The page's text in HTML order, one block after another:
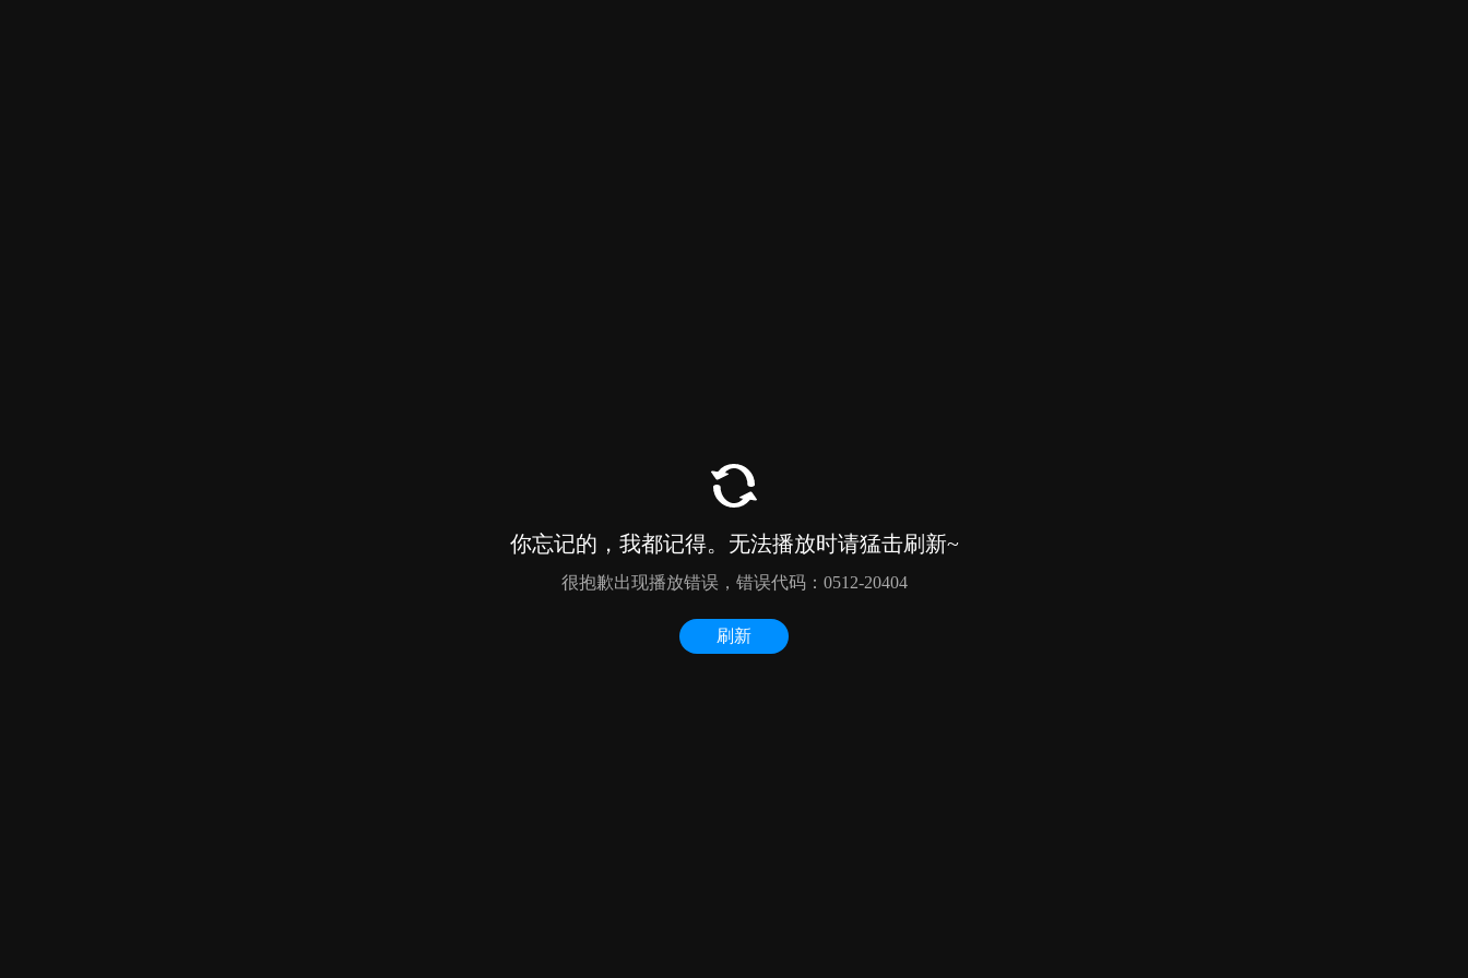
你忘记的，我都记得。无法播放时请猛击刷新~
很抱歉出现播放错误，错误代码：0512-20404
刷新